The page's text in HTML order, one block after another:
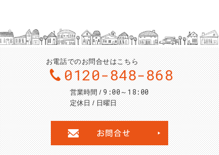
お電話でのお問合せはこちら
0120-848-868
営業時間 9:00～18:00
定休日 日曜日
お問合せ・ご